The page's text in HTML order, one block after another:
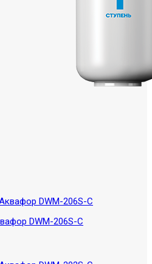
DWM-206S-C